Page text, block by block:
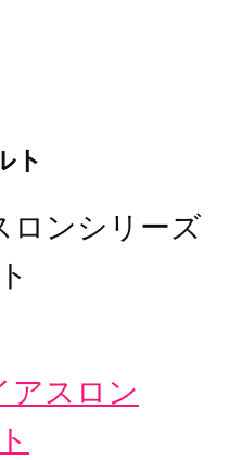
ト
ロンシリーズ
アスロン